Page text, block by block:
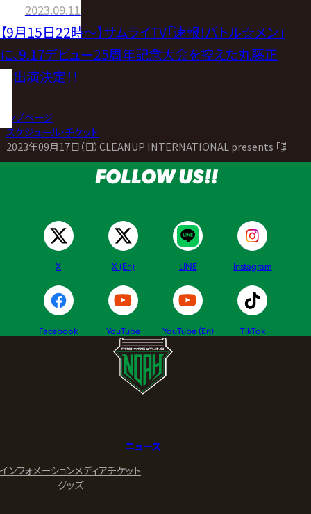
2023.09.11
【9月15日22時〜】サムライTV「速報！バトル☆メン」
に、9.17デビュー25周年記念大会を控えた丸藤正
道出演決定！！
トップページ
>スケジュール・チケット
2023年09月17日（日）CLEANUP INTERNATIONAL presents ｢真・
FOLLOW US!!
X X (En) LINE Instagram
Facebook YouTube YouTube (En) TikTok
ニュース
インフォメーションメディアチケット
グッズ